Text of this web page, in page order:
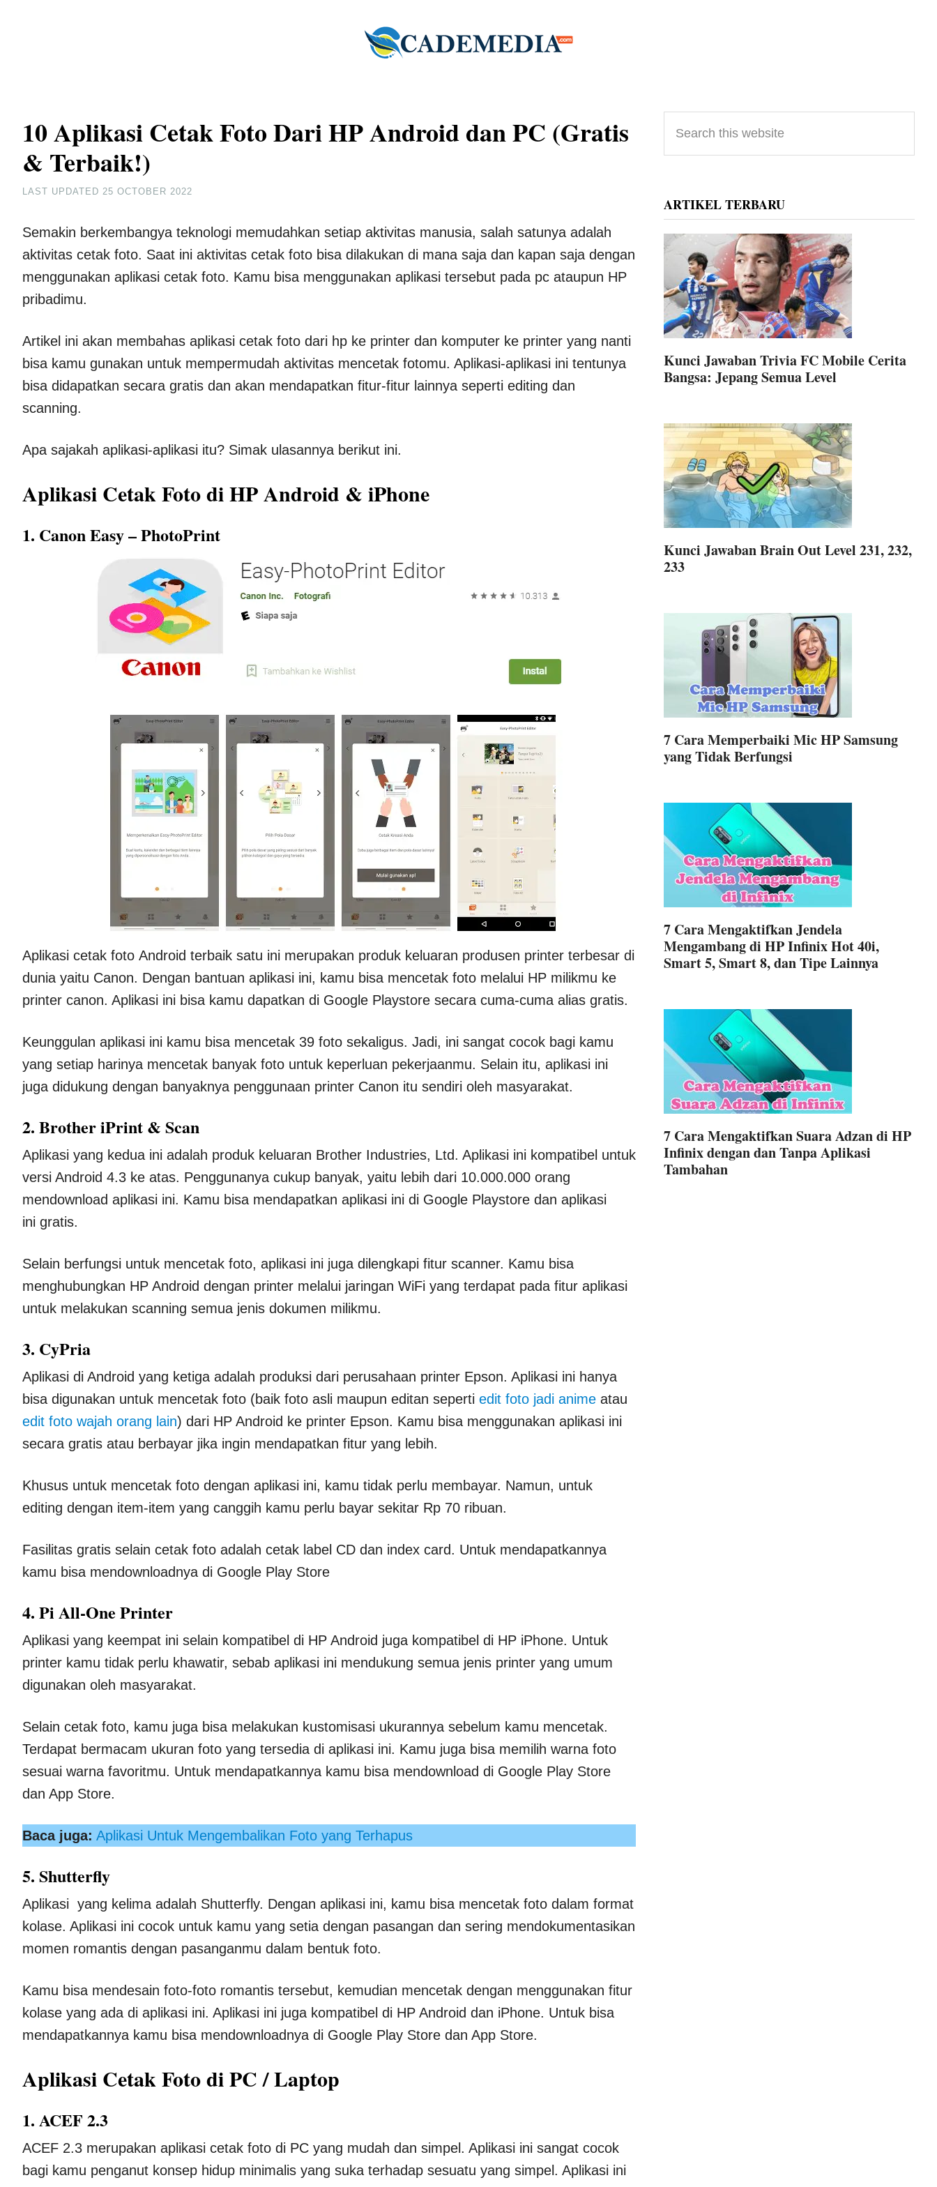
10 Aplikasi Cetak Foto Dari HP Android dan PC (Gratis
& Terbaik!)
LAST UPDATED 25 OCTOBER 2022
Semakin berkembangya teknologi memudahkan setiap aktivitas manusia, salah satunya adalah
aktivitas cetak foto. Saat ini aktivitas cetak foto bisa dilakukan di mana saja dan kapan saja dengan
menggunakan aplikasi cetak foto. Kamu bisa menggunakan aplikasi tersebut pada pc ataupun HP
pribadimu.
Artikel ini akan membahas aplikasi cetak foto dari hp ke printer dan komputer ke printer yang nanti
bisa kamu gunakan untuk mempermudah aktivitas mencetak fotomu. Aplikasi-aplikasi ini tentunya
bisa didapatkan secara gratis dan akan mendapatkan fitur-fitur lainnya seperti editing dan
scanning.
Apa sajakah aplikasi-aplikasi itu? Simak ulasannya berikut ini.
Aplikasi Cetak Foto di HP Android & iPhone
1. Canon Easy – PhotoPrint
Aplikasi cetak foto Android terbaik satu ini merupakan produk keluaran produsen printer terbesar di
dunia yaitu Canon. Dengan bantuan aplikasi ini, kamu bisa mencetak foto melalui HP milikmu ke
printer canon. Aplikasi ini bisa kamu dapatkan di Google Playstore secara cuma-cuma alias gratis.
Keunggulan aplikasi ini kamu bisa mencetak 39 foto sekaligus. Jadi, ini sangat cocok bagi kamu
yang setiap harinya mencetak banyak foto untuk keperluan pekerjaanmu. Selain itu, aplikasi ini
juga didukung dengan banyaknya penggunaan printer Canon itu sendiri oleh masyarakat.
2. Brother iPrint & Scan
Aplikasi yang kedua ini adalah produk keluaran Brother Industries, Ltd. Aplikasi ini kompatibel untuk
versi Android 4.3 ke atas. Penggunanya cukup banyak, yaitu lebih dari 10.000.000 orang
mendownload aplikasi ini. Kamu bisa mendapatkan aplikasi ini di Google Playstore dan aplikasi
ini gratis.
Selain berfungsi untuk mencetak foto, aplikasi ini juga dilengkapi fitur scanner. Kamu bisa
menghubungkan HP Android dengan printer melalui jaringan WiFi yang terdapat pada fitur aplikasi
untuk melakukan scanning semua jenis dokumen milikmu.
3. CyPria
Aplikasi di Android yang ketiga adalah produksi dari perusahaan printer Epson. Aplikasi ini hanya
bisa digunakan untuk mencetak foto (baik foto asli maupun editan seperti edit foto jadi anime atau
edit foto wajah orang lain) dari HP Android ke printer Epson. Kamu bisa menggunakan aplikasi ini
secara gratis atau berbayar jika ingin mendapatkan fitur yang lebih.
Khusus untuk mencetak foto dengan aplikasi ini, kamu tidak perlu membayar. Namun, untuk
editing dengan item-item yang canggih kamu perlu bayar sekitar Rp 70 ribuan.
Fasilitas gratis selain cetak foto adalah cetak label CD dan index card. Untuk mendapatkannya
kamu bisa mendownloadnya di Google Play Store
4. Pi All-One Printer
Aplikasi yang keempat ini selain kompatibel di HP Android juga kompatibel di HP iPhone. Untuk
printer kamu tidak perlu khawatir, sebab aplikasi ini mendukung semua jenis printer yang umum
digunakan oleh masyarakat.
Selain cetak foto, kamu juga bisa melakukan kustomisasi ukurannya sebelum kamu mencetak.
Terdapat bermacam ukuran foto yang tersedia di aplikasi ini. Kamu juga bisa memilih warna foto
sesuai warna favoritmu. Untuk mendapatkannya kamu bisa mendownload di Google Play Store
dan App Store.
Baca juga: Aplikasi Untuk Mengembalikan Foto yang Terhapus
5. Shutterfly
Aplikasi yang kelima adalah Shutterfly. Dengan aplikasi ini, kamu bisa mencetak foto dalam format
kolase. Aplikasi ini cocok untuk kamu yang setia dengan pasangan dan sering mendokumentasikan
momen romantis dengan pasanganmu dalam bentuk foto.
Kamu bisa mendesain foto-foto romantis tersebut, kemudian mencetak dengan menggunakan fitur
kolase yang ada di aplikasi ini. Aplikasi ini juga kompatibel di HP Android dan iPhone. Untuk bisa
mendapatkannya kamu bisa mendownloadnya di Google Play Store dan App Store.
Aplikasi Cetak Foto di PC / Laptop
1. ACEF 2.3
ACEF 2.3 merupakan aplikasi cetak foto di PC yang mudah dan simpel. Aplikasi ini sangat cocok
bagi kamu penganut konsep hidup minimalis yang suka terhadap sesuatu yang simpel. Aplikasi ini
Primary
Sidebar
this
website
ARTIKEL TERBARU
Kunci Jawaban Trivia FC Mobile Cerita
Bangsa: Jepang Semua Level
Kunci Jawaban Brain Out Level 231, 232,
233
7 Cara Memperbaiki Mic HP Samsung
yang Tidak Berfungsi
7 Cara Mengaktifkan Jendela
Mengambang di HP Infinix Hot 40i,
Smart 5, Smart 8, dan Tipe Lainnya
7 Cara Mengaktifkan Suara Adzan di HP
Infinix dengan dan Tanpa Aplikasi
Tambahan